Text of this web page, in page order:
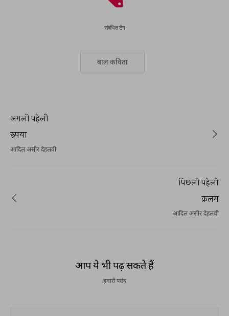
संबंधित टैग
बाल कविता
अगली पहेली
रुपया
आदिल असीर देहलवी
पिछली पहेली
क़लम
आदिल असीर देहलवी
आप ये भी पढ़ सकते हैं
हमारी पसंद